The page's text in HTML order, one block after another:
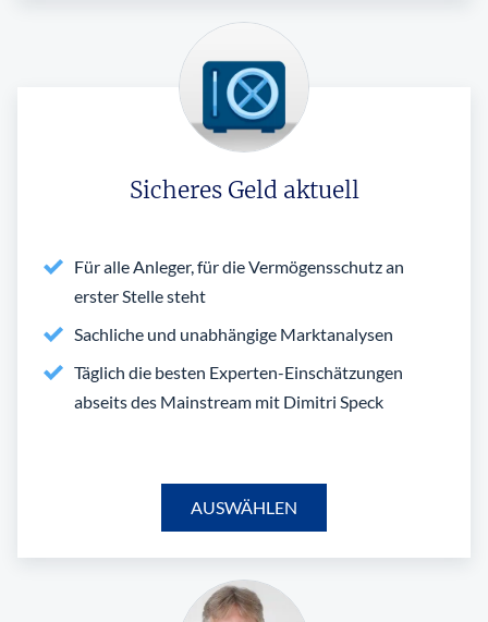
Sicheres Geld aktuell
Für alle Anleger, für die Vermögensschutz an
erster Stelle steht
Sachliche und unabhängige Marktanalysen
Täglich die besten Experten-Einschätzungen
abseits des Mainstream mit Dimitri Speck
AUSWÄHLEN